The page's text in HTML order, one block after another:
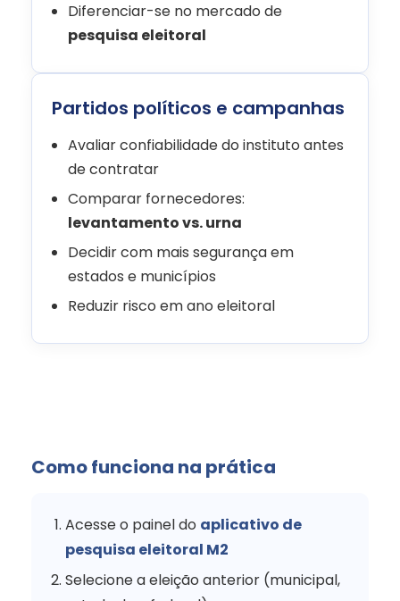
Diferenciar-se no mercado de
pesquisa eleitoral
Partidos políticos e campanhas
Avaliar confiabilidade do instituto antes
de contratar
Comparar fornecedores:
levantamento vs. urna
Decidir com mais segurança em
estados e municípios
Reduzir risco em ano eleitoral
Como funciona na prática
Acesse o painel do aplicativo de
pesquisa eleitoral M2
Selecione a eleição anterior (municipal,